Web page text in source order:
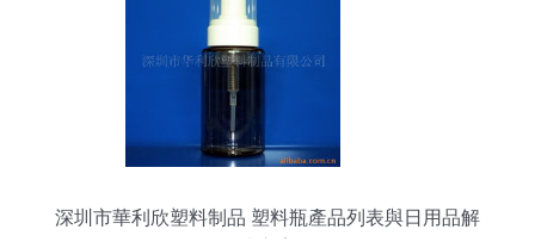
深圳市華利欣塑料制品 塑料瓶產品列表與日用品解